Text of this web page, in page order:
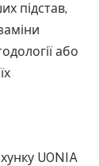
підстав,
або
UONIA